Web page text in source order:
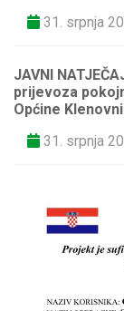
31. srpnja
JAVNI
prijevoza
Općine
31. srpnja